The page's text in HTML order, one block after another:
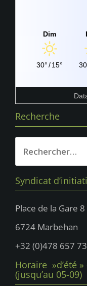
Dim
30°/15°
Recherche
Syndicat
Place de la Gare 8
6724 Marbehan
+32 (0)478 657
Horaire »d’été
(jusqu’au 05-09)